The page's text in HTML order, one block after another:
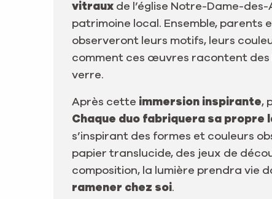
vitraux de l’église Notre-Dame-
patrimoine local. Ensemble, parents
observeront leurs motifs, leurs
comment ces œuvres racontent des
verre.
Après cette immersion inspirante,
Chaque duo fabriquera sa propre
s’inspirant des formes et couleurs
papier translucide, des jeux de
composition, la lumière prendra vie
ramener chez soi.